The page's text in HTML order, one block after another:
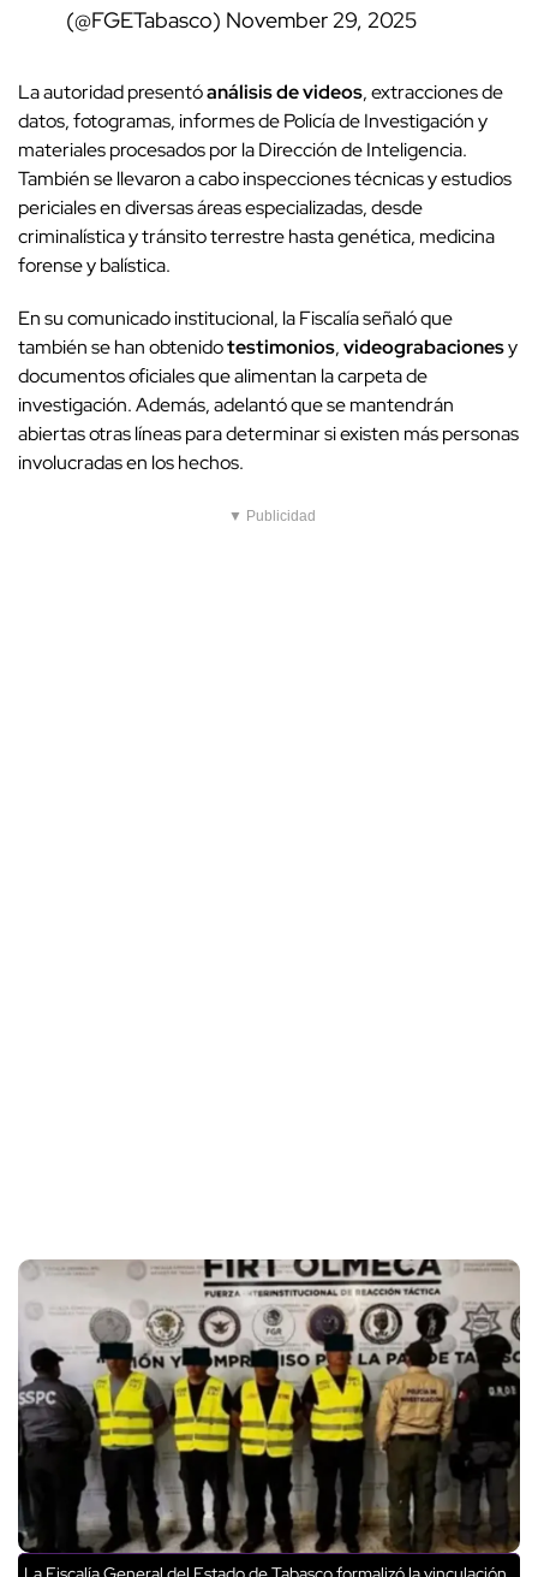
(@FGETabasco) November 29, 2025
La autoridad presentóanálisis de videos, extracciones de
datos, fotogramas, informes de Policía de Investigación y
materiales procesados por la Dirección de Inteligencia.
También se llevaron a cabo inspecciones técnicas y estudios
periciales en diversas áreas especializadas, desde
criminalística y tránsito terrestre hasta genética, medicina
forense y balística.
En su comunicado institucional, la Fiscalía señaló que
también se han obtenidotestimonios,videograbacionesy
documentos oficiales que alimentan la carpeta de
investigación. Además, adelantó que se mantendrán
abiertas otras líneas para determinar si existen más personas
involucradas en los hechos.
▼ Publicidad